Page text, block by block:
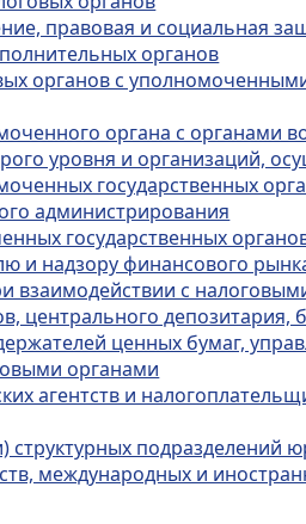
правовая и социальная
органов
органов с
органа с органами
уровня и организаций,
государственных
администрирования
государственных
и надзору финансового
взаимодействии с
центрального
ценных бумаг,
органами
агентств и
структурных
международных и